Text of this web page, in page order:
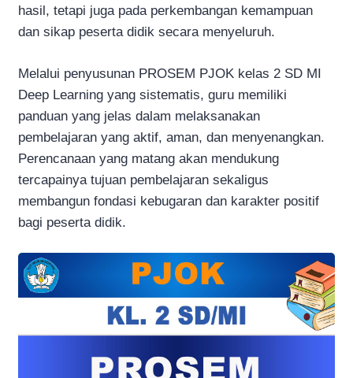
hasil, tetapi juga pada perkembangan kemampuan
dan sikap peserta didik secara menyeluruh.
Melalui penyusunan PROSEM PJOK kelas 2 SD MI
Deep Learning yang sistematis, guru memiliki
panduan yang jelas dalam melaksanakan
pembelajaran yang aktif, aman, dan menyenangkan.
Perencanaan yang matang akan mendukung
tercapainya tujuan pembelajaran sekaligus
membangun fondasi kebugaran dan karakter positif
bagi peserta didik.